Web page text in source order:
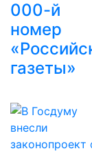
000-й
номер
газеты»